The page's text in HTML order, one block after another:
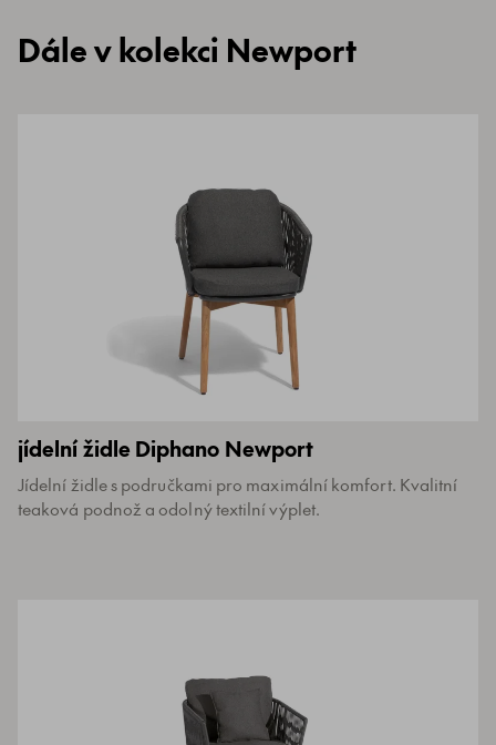
Dále v kolekci Newport
jídelní židle Diphano Newport
Jídelní židle s područkami pro maximální komfort. Kvalitní
teaková podnož a odolný textilní výplet.